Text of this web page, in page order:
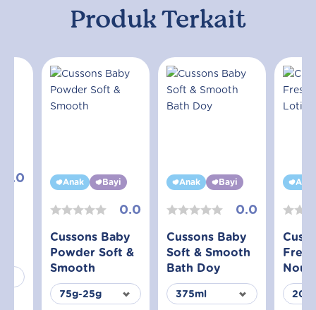
Produk Terkait
0.0 Anak Bayi
0.0
Cussons Baby
Powder Soft &
Smooth
Anak Bayi
0.0
Cussons Baby
Soft & Smooth
Bath Doy
Anak